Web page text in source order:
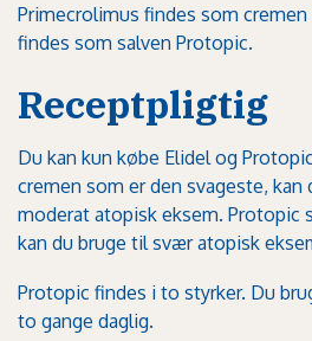
Primecrolimus findes som
findes som salven Protopic.
Receptpligtig
Du kan kun købe Elidel og
cremen som er den svageste,
moderat atopisk eksem. Protopic
kan du bruge til svær atopisk
Protopic findes i to styrker. Du
to gange daglig.